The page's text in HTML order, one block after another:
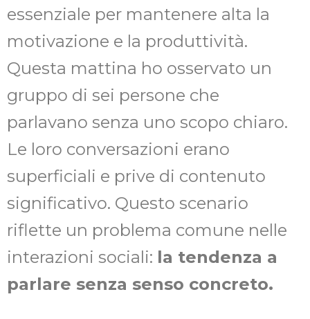
essenziale per mantenere alta la
motivazione e la produttività.
Questa mattina ho osservato un
gruppo di sei persone che
parlavano senza uno scopo chiaro.
Le loro conversazioni erano
superficiali e prive di contenuto
significativo. Questo scenario
riflette un problema comune nelle
interazioni sociali: la tendenza a
parlare senza senso concreto.